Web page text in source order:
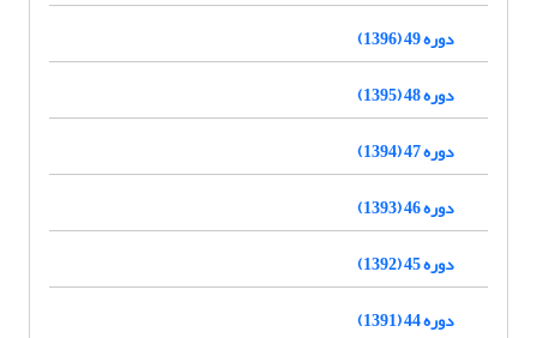
دوره 49 (1396)
دوره 48 (1395)
دوره 47 (1394)
دوره 46 (1393)
دوره 45 (1392)
دوره 44 (1391)